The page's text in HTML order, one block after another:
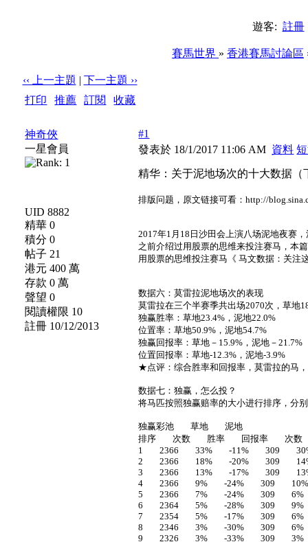
遊客: 註冊
賽馬世界 » 香港賽馬討論區
‹‹ 上一主題 | 下一主題 ››
打印 |推薦 |訂閱 |收藏
神奇俠
一星會員
UID 8882
精華 0
積分 0
帖子 21
港元 400 萬
存款 0 萬
聲望 0
閱讀權限 10
註冊 10/12/2013
#1
發表於 18/1/2017 11:06 AM 資料
精华：关于泥地场次的十大数据（
排版问题，原文链接可看：http://
2017年1月18日沙田会上演八场泥地夜赛
之前介绍过用股票的思维来投注赛马，本
用股票的思维投注赛马《 马文数据：关注
数据六：莫雷拉泥地场次的表现
莫雷拉在三个半赛季共出场2070次，草地
独赢胜率：草地23.4%，泥地22.0%
位置率：草地50.9%，泥地54.7%
独赢回报率：草地－15.9%，泥地－21.7%
位置回报率：草地-12.3%，泥地-3.9%
★点评：综合胜率和回报率，莫雷拉的马
数据七：独赢，怎么投？
将马匹按照独赢赔率的大小进行排序，分
独赢彩池 草地 泥地
排序 次数 胜率 回报率 次数
1 2366 33% -11% 309
2 2366 18% -20% 309
3 2366 13% -17% 309
4 2366 9% -24% 309
5 2366 7% -24% 309 6%
6 2364 5% -28% 309 9%
7 2354 5% -17% 309
8 2346 3% -30% 309 6%
9 2326 3% -33% 309 3%